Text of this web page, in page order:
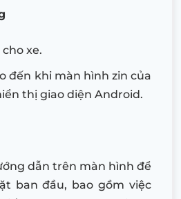
xe.
đến khi màn hình zin của
thị giao diện Android.
dẫn trên màn hình để
ban đầu, bao gồm việc